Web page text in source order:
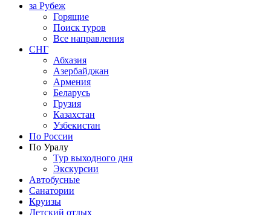
за Рубеж
Горящие
Поиск туров
Все направления
СНГ
Абхазия
Азербайджан
Армения
Беларусь
Грузия
Казахстан
Узбекистан
По России
По Уралу
Тур выходного дня
Экскурсии
Автобусные
Санатории
Круизы
Детский отдых